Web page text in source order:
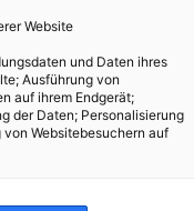
Website
und Daten ihres
Ausführung von
auf ihrem Endgerät;
der Daten; Personalisierung
Websitebesuchern auf